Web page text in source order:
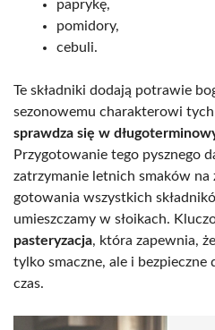
paprykę,
pomidory,
cebuli.
Te składniki dodają potrawie
sezonowemu charakterowi
sprawdza się w
Przygotowanie tego pysznego
zatrzymanie letnich smaków na
gotowania wszystkich
umieszczamy w słoikach.
pasteryzacja, która zapewnia,
tylko smaczne, ale i bezpieczne
czas.